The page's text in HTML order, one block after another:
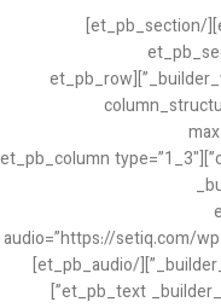
[/et_pb_text][/et_pb_column][/et_pb_row][/et_pb_section]
_builder_version=”3.22″ locked=”off” collapsed=”on”][et_pb_row
custom_width_px=”1280px” collapsed=”on”][et_pb_column type=”1_3″
audio=”https://setiq.com/
_builder_version=”4.5.7″ _module_preset=”default”][/et_pb_audio]